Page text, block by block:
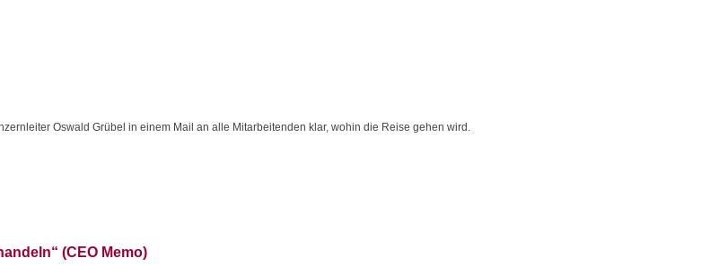
Oswald Grübel in einem Mail an alle Mitarbeitenden klar, wohin die Reise gehen wird.
(CEO Memo)